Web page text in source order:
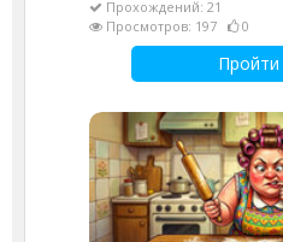
Прохождений: 21
Просмотров: 197
0
Пройти